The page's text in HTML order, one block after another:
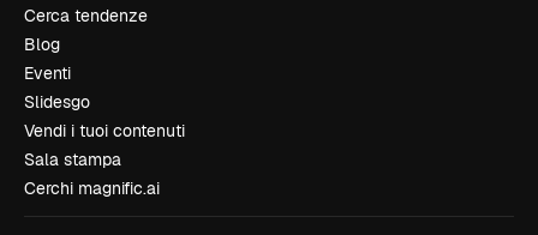
Cerca tendenze
Blog
Eventi
Slidesgo
Vendi i tuoi contenuti
Sala stampa
Cerchi magnific.ai